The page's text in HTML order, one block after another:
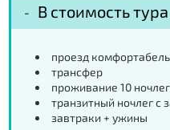
В стоимость
проезд
трансфер
проживание 10
транзитный ночлег с
завтраки + ужины